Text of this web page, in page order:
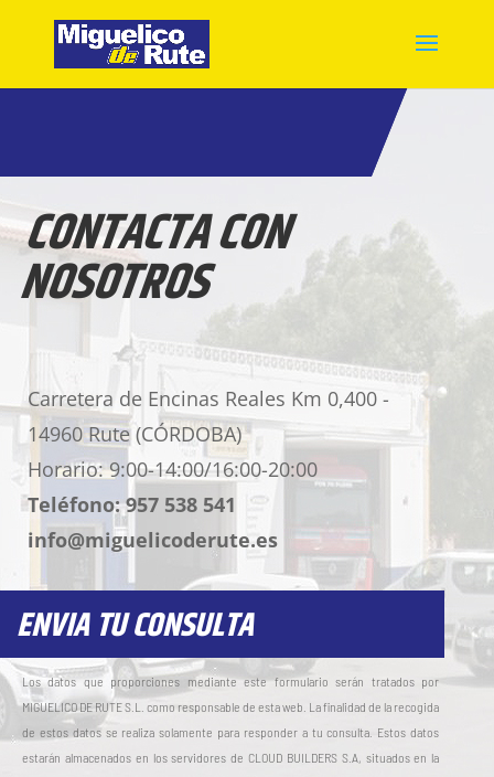
CONTACTA CON
NOSOTROS
Carretera de Encinas Reales Km 0,400 -
14960 Rute (CÓRDOBA)
Horario: 9:00-14:00/16:00-20:00
Teléfono: 957 538 541
info@miguelicoderute.es
ENVIA TU CONSULTA
Los datos que proporciones mediante este formulario serán tratados por
MIGUELICO DE RUTE S.L. como responsable de esta web. La finalidad de la recogida
de estos datos se realiza solamente para responder a tu consulta. Estos datos
estarán almacenados en los servidores de CLOUD BUILDERS S.A, situados en la